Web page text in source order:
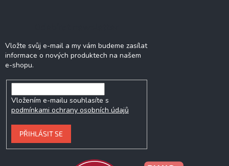
Vložte svůj e-mail a my vám budeme zasílat
informace o nových produktech na našem
e-shopu.
Vložením e-mailu souhlasíte s
podmínkami ochrany osobních údajů
PŘIHLÁSIT SE